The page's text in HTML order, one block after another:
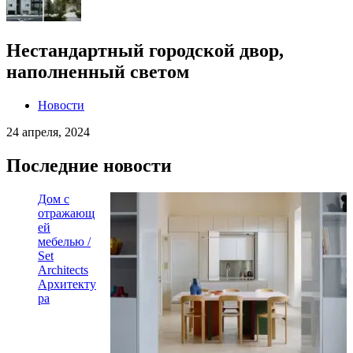
Нестандартный городской двор,
наполненный светом
Новости
24 апреля, 2024
Последние новости
Дом с
отражающ
ей
мебелью /
Set
Architects
Архитекту
ра